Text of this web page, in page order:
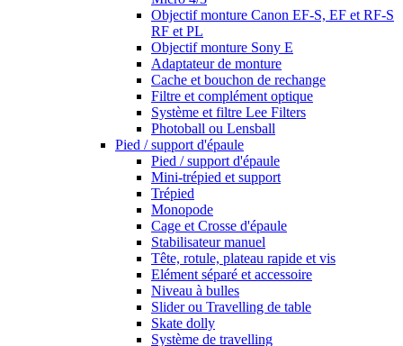
Objectif monture Canon EF-S, EF et RF-S
RF et PL
Objectif monture Sony E
Adaptateur de monture
Cache et bouchon de rechange
Filtre et complément optique
Système et filtre Lee Filters
Photoball ou Lensball
Pied / support d'épaule
Pied / support d'épaule
Mini-trépied et support
Trépied
Monopode
Cage et Crosse d'épaule
Stabilisateur manuel
Tête, rotule, plateau rapide et vis
Elément séparé et accessoire
Niveau à bulles
Slider ou Travelling de table
Skate dolly
Système de travelling